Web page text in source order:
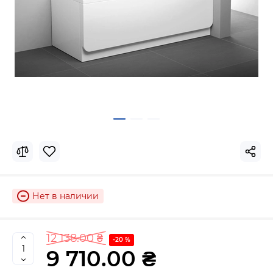
Нет в наличии
12 138.00 ₴ -20 %
9 710.00 ₴